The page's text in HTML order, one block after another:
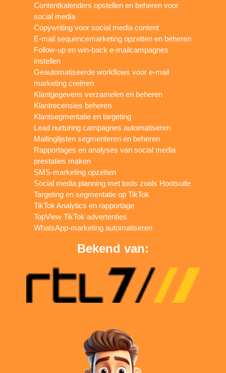
Contentkalenders opstellen en beheren voor
social media
Copywriting voor social media content
E-mail sequencemarketing opzetten en beheren
Follow-up en win-back e-mailcampagnes
instellen
Geautomatiseerde workflows voor e-mail
marketing creëren
Klantgegevens verzamelen en beheren
Klantrecensies beheren
Klantsegmentatie en targeting
Lead nurturing campagnes automatiseren
Mailinglijsten segmenteren en beheren
Rapportages en analyses van social media
prestaties maken
SMS-marketing opzetten
Social media planning met tools zoals Hootsuite
Targeting en segmentatie op TikTok
TikTok Analytics en rapportage
TopView TikTok advertenties
WhatsApp-marketing automatiseren
Bekend van: